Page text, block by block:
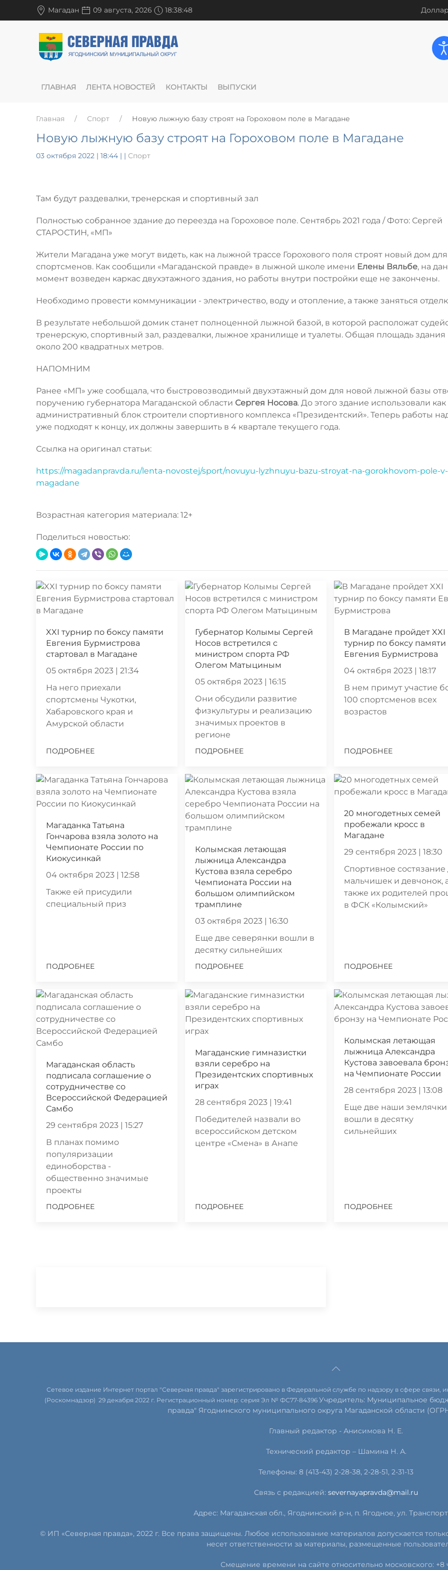
Магадан 09 августа, 2026 18:38:49
ГЛАВНАЯ ЛЕНТА НОВОСТЕЙ КОНТАКТЫ ВЫПУСКИ
Главная Спорт Новую лыжную базу строят на Гороховом поле в Магадане
Новую лыжную базу строят на Гороховом поле в Магадане
03 октября 2022 | 18:44 | | Спорт
Там будут раздевалки, тренерская и спортивный зал
Полностью собранное здание до переезда на Гороховое поле. Сентябрь 2021 года / Фото: Сергей
СТАРОСТИН, «МП»
Жители Магадана уже могут видеть, как на лыжной трассе Горохового поля строят новый дом для
спортсменов. Как сообщили «Магаданской правде» в лыжной школе имени Елены Вяльбе, на
момент возведен каркас двухэтажного здания, но работы внутри постройки еще не закончены.
Необходимо провести коммуникации - электричество, воду и отопление, а также заняться
В результате небольшой домик станет полноценной лыжной базой, в которой расположат
тренерскую, спортивный зал, раздевалки, лыжное хранилище и туалеты. Общая площадь здания
около 200 квадратных метров.
НАПОМНИМ
Ранее «МП» уже сообщала, что быстровозводимый двухэтажный дом для новой лыжной базы
поручению губернатора Магаданской области Сергея Носова. До этого здание использовали как
административный блок строители спортивного комплекса «Президентский». Теперь работы
уже подходят к концу, их должны завершить в 4 квартале текущего года.
Ссылка на оригинал статьи:
https://magadanpravda.ru/lenta-novostej/sport/novuyu-lyzhnuyu-bazu-stroyat-na-gorokhovom-pole-v-
magadane
Возрастная категория материала: 12+
Поделиться новостью:
XXI турнир по боксу памяти
Евгения Бурмистрова
стартовал в Магадане
05 октября 2023 | 21:34
На него приехали
спортсмены Чукотки,
Хабаровского края и
Амурской области
ПОДРОБНЕЕ
Губернатор Колымы Сергей
Носов встретился с
министром спорта РФ
Олегом Матыциным
05 октября 2023 | 16:15
Они обсудили развитие
физкультуры и реализацию
значимых проектов в
регионе
ПОДРОБНЕЕ
В Магадане пройдет XXI
турнир по боксу памяти
Евгения Бурмистрова
04 октября 2023 | 18:17
В нем примут участие
100 спортсменов всех
возрастов
ПОДРОБНЕЕ
Магаданка Татьяна
Гончарова взяла золото на
Чемпионате России по
Киокусинкай
04 октября 2023 | 12:58
Также ей присудили
специальный приз
ПОДРОБНЕЕ
Колымская летающая
лыжница Александра
Кустова взяла серебро
Чемпионата России на
большом олимпийском
трамплине
03 октября 2023 | 16:30
Еще две северянки вошли в
десятку сильнейших
ПОДРОБНЕЕ
20 многодетных семей
пробежали кросс в
Магадане
29 сентября 2023 | 18:30
Спортивное состязание
мальчишек и девчонок,
также их родителей
в ФСК «Колымский»
ПОДРОБНЕЕ
Магаданская область
подписала соглашение о
сотрудничестве со
Всероссийской Федерацией
Самбо
29 сентября 2023 | 15:27
В планах помимо
популяризации
единоборства -
общественно значимые
проекты
ПОДРОБНЕЕ
Магаданские гимназистки
взяли серебро на
Президентских спортивных
играх
28 сентября 2023 | 19:41
Победителей назвали во
всероссийском детском
центре «Смена» в Анапе
ПОДРОБНЕЕ
Колымская летающая
лыжница Александра
Кустова завоевала
на Чемпионате России
28 сентября 2023 | 13:08
Еще две наши землячки
вошли в десятку
сильнейших
ПОДРОБНЕЕ
Сетевое издание Интернет портал "Северная правда" зарегистрировано в Федеральной службе по надзору в сфере
(Роскомнадзор) 29 декабря 2022 г. Регистрационный номер: серия Эл № ФС77-84396 Учредитель: Муниципальное
правда" Ягоднинского муниципального округа Магаданской области (ОГРН
Главный редактор - Анисимова Н. Е.
Технический редактор – Шамина Н. А.
Телефоны: 8 (413-43) 2-28-38, 2-28-51, 2-31-13
Связь с редакцией: severnayapravda@mail.ru
Адрес: Магаданская обл., Ягоднинский р-н, п. Ягодное, ул.
© ИП «Северная правда», 2022 г. Все права защищены. Любое использование материалов допускается
несет ответственности за материалы, размещенные
Смещение времени на сайте относительно московского: +8